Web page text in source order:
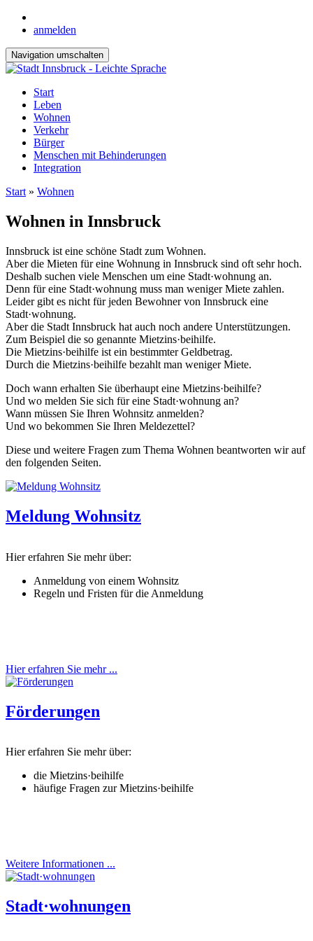
anmelden
Navigation umschalten
Start
Leben
Wohnen
Verkehr
Bürger
Menschen mit Behinderungen
Integration
Start » Wohnen
Wohnen in Innsbruck
Innsbruck ist eine schöne Stadt zum Wohnen.
Aber die Mieten für eine Wohnung in Innsbruck sind oft sehr hoch.
Deshalb suchen viele Menschen um eine Stadt·wohnung an.
Denn für eine Stadt·wohnung muss man weniger Miete zahlen.
Leider gibt es nicht für jeden Bewohner von Innsbruck eine
Stadt·wohnung.
Aber die Stadt Innsbruck hat auch noch andere Unterstützungen.
Zum Beispiel die so genannte Mietzins·beihilfe.
Die Mietzins·beihilfe ist ein bestimmter Geldbetrag.
Durch die Mietzins·beihilfe bezahlt man weniger Miete.
Doch wann erhalten Sie überhaupt eine Mietzins·beihilfe?
Und wo melden Sie sich für eine Stadt·wohnung an?
Wann müssen Sie Ihren Wohnsitz anmelden?
Und wo bekommen Sie Ihren Meldezettel?
Diese und weitere Fragen zum Thema Wohnen beantworten wir auf
den folgenden Seiten.
Meldung Wohnsitz
Hier erfahren Sie mehr über:
Anmeldung von einem Wohnsitz
Regeln und Fristen für die Anmeldung
Hier erfahren Sie mehr ...
Förderungen
Hier erfahren Sie mehr über:
die Mietzins·beihilfe
häufige Fragen zur Mietzins·beihilfe
Weitere Informationen ...
Stadt·wohnungen